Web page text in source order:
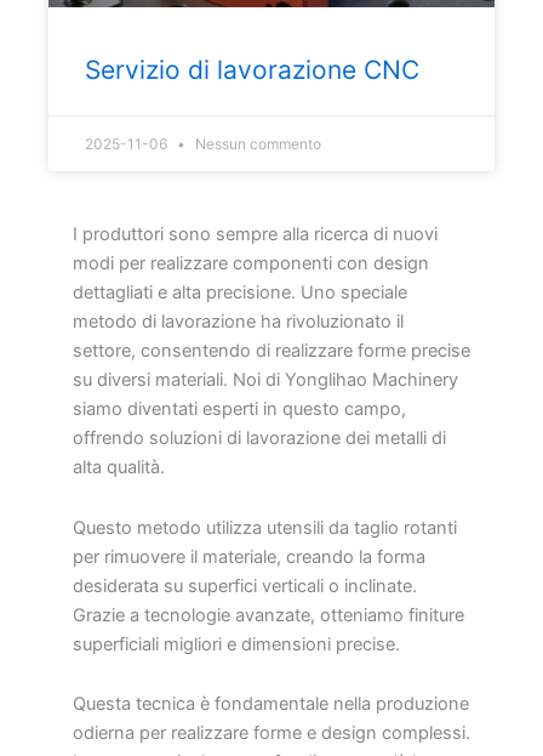
Servizio di lavorazione CNC
2025-11-06 Nessun commento
I produttori sono sempre alla ricerca di nuovi
modi per realizzare componenti con design
dettagliati e alta precisione. Uno speciale
metodo di lavorazione ha rivoluzionato il
settore, consentendo di realizzare forme precise
su diversi materiali. Noi di Yonglihao Machinery
siamo diventati esperti in questo campo,
offrendo soluzioni di lavorazione dei metalli di
alta qualità.
Questo metodo utilizza utensili da taglio rotanti
per rimuovere il materiale, creando la forma
desiderata su superfici verticali o inclinate.
Grazie a tecnologie avanzate, otteniamo finiture
superficiali migliori e dimensioni precise.
Questa tecnica è fondamentale nella produzione
odierna per realizzare forme e design complessi.